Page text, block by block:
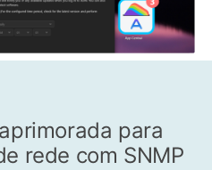
para
rede com SNMP